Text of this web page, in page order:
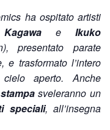
ha ospitato artisti
eIkuko
presentato parate
e trasformato l’intero
aperto. Anche
sveleranno un
speciali, all’insegna